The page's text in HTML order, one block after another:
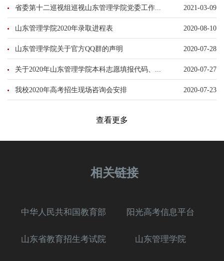
省委第十二巡视组巡视山东管理学院党委工作... 2021-03-09
山东管理学院2020年录取进程表 2020-08-10
山东管理学院关于官方QQ群的声明 2020-07-28
关于2020年山东管理学院本科志愿填报代码、... 2020-07-27
我校2020年高考招生现场咨询会安排 2020-07-23
查看更多
相关链接
中华人民共和国教育部 阳光高考信息平台
山东省教育招生考试院 山东管理学院